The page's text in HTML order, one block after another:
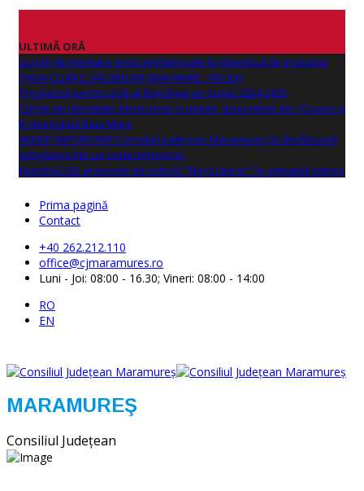
ULTIMĂ ORĂ
Lucrări de montare grinzi prefabricate la obiectivul de investitie
PASAJ CLUBUL VĂCARILOR (BAIA MARE - RECEA)
Programul pentru școli al României an școlar 2024-2025
Cărțile de identitate electronice și simple, disponibile din 10 iunie și
în municipiul Baia Mare
ANUNŢ IMPORTANT! Consiliul Județean Maramureș își desfășoară
activitatea într-un sediu temporar.
Numărul 262 al revistei de cultură "Nord Literar" își așteaptă cititorii
Prima pagină
Contact
+40 262.212.110
office@cjmaramures.ro
Luni - Joi: 08:00 - 16.30; Vineri: 08:00 - 14:00
RO
EN
MARAMUREŞ
Consiliul Judeţean